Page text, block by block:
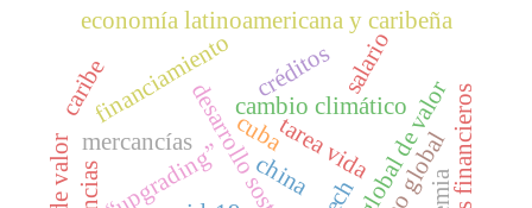
cambio climático
financiamiento
cubatarea vida
“upgrading”
economía latinoamericana y caribeña
salario
mercancías
caribe créditos
china